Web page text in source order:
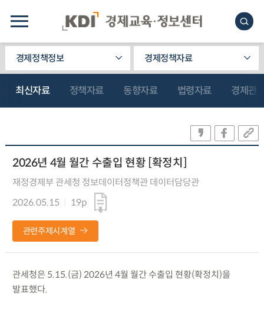
경제정책정보 경제정책자료
최신자료 정책자료 동향자료 법령자료 경제관
2026년 4월 월간 수출입 현황 [확정치]
재정경제부 관세청 정보데이터정책관 데이터담당관
2026.05.15
19p
관련주제시계열
관세청은 5.15.(금) 2026년 4월 월간 수출입 현황(확정치)을
발표했다.